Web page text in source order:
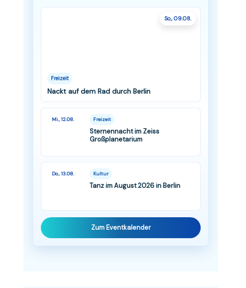
So., 09.08.
Freizeit
Nackt auf dem Rad durch Berlin
Mi., 12.08. Freizeit
Sternennacht im Zeiss
Großplanetarium
Do., 13.08. Kultur
Tanz im August 2026 in Berlin
Zum Eventkalender